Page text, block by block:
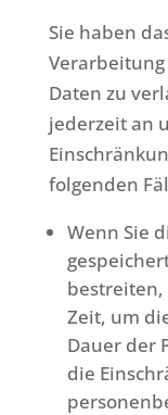
Sie haben
Daten zu
jederzeit an
folgenden
Wenn Sie
bestreiten,
Zeit, um
Dauer der
die